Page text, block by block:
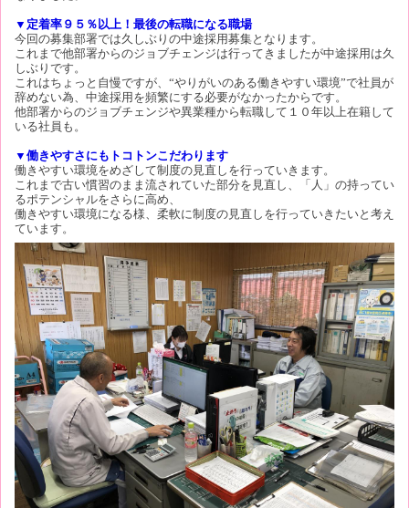
▼定着率９５％以上！最後の転職になる職場
今回の募集部署では久しぶりの中途採用募集となります。
これまで他部署からのジョブチェンジは行ってきましたが中途採用は久
しぶりです。
これはちょっと自慢ですが、“やりがいのある働きやすい環境”で社員が
辞めない為、中途採用を頻繁にする必要がなかったからです。
他部署からのジョブチェンジや異業種から転職して１０年以上在籍して
いる社員も。
▼働きやすさにもトコトンこだわります
働きやすい環境をめざして制度の見直しを行っていきます。
これまで古い慣習のまま流されていた部分を見直し、「人」の持ってい
るポテンシャルをさらに高め、
働きやすい環境になる様、柔軟に制度の見直しを行っていきたいと考え
ています。